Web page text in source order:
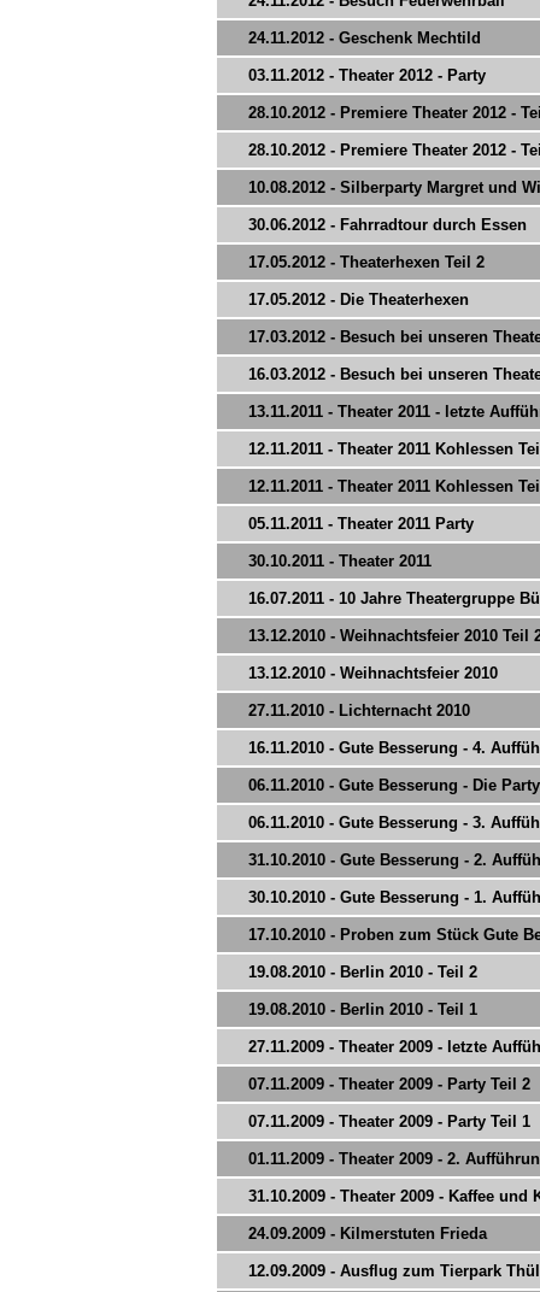
24.11.2012 - Geschenk Mechtild
03.11.2012 - Theater 2012 - Party
28.10.2012 - Premiere Theater 2012 -
28.10.2012 - Premiere Theater 2012 -
10.08.2012 - Silberparty Margret und
30.06.2012 - Fahrradtour durch Essen
17.05.2012 - Theaterhexen Teil 2
17.05.2012 - Die Theaterhexen
17.03.2012 - Besuch bei unseren
16.03.2012 - Besuch bei unseren
13.11.2011 - Theater 2011 - letzte
12.11.2011 - Theater 2011 Kohlessen
12.11.2011 - Theater 2011 Kohlessen
05.11.2011 - Theater 2011 Party
30.10.2011 - Theater 2011
16.07.2011 - 10 Jahre Theatergruppe
13.12.2010 - Weihnachtsfeier 2010 Teil
13.12.2010 - Weihnachtsfeier 2010
27.11.2010 - Lichternacht 2010
16.11.2010 - Gute Besserung - 4.
06.11.2010 - Gute Besserung - Die Party
06.11.2010 - Gute Besserung - 3.
31.10.2010 - Gute Besserung - 2.
30.10.2010 - Gute Besserung - 1.
17.10.2010 - Proben zum Stück Gute
19.08.2010 - Berlin 2010 - Teil 2
19.08.2010 - Berlin 2010 - Teil 1
27.11.2009 - Theater 2009 - letzte
07.11.2009 - Theater 2009 - Party Teil 2
07.11.2009 - Theater 2009 - Party Teil 1
01.11.2009 - Theater 2009 - 2.
31.10.2009 - Theater 2009 - Kaffee und
24.09.2009 - Kilmerstuten Frieda
12.09.2009 - Ausflug zum Tierpark